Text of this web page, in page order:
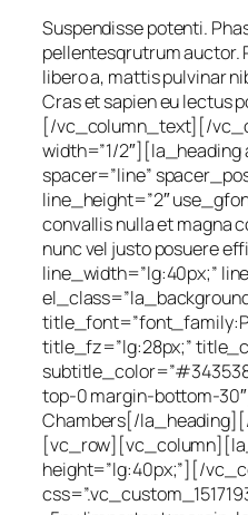
Suspendisse potenti.
pellentesqrutrum auctor.
libero a, mattis pulvinar
Cras et sapien eu lectus
[/vc_column_text][/
width=”1/2″][la_heading
spacer=”line”
line_height=”2″
convallis nulla et magna
nunc vel justo posuere
line_width=”lg:40px;”
title_fz=”lg:28px;”
top-0 margin-bottom-
Chambers[/
height=”lg:40px;”][/